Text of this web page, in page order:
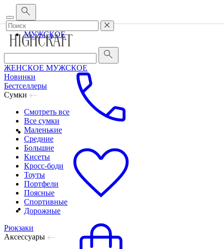
Корпоративным клиентам
ЖЕНСКОЕ
МУЖСКОЕ
ЖЕНСКОЕ МУЖСКОЕ
Новинки
Бестселлеры
Сумки
Смотреть все
Все сумки
Маленькие
Средние
Большие
Кисеты
Кросс-боди
Тоуты
Портфели
Поясные
Спортивные
Дорожные
Рюкзаки
Аксессуары